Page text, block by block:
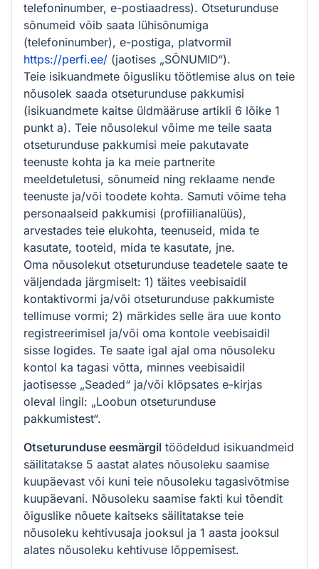
telefoninumber, e-postiaadress). Otseturunduse
sõnumeid võib saata lühisõnumiga
(telefoninumber), e-postiga, platvormil
https://perfi.ee/ (jaotises „SÕNUMID“).
Teie isikuandmete õigusliku töötlemise alus on teie
nõusolek saada otseturunduse pakkumisi
(isikuandmete kaitse üldmääruse artikli 6 lõike 1
punkt a). Teie nõusolekul võime me teile saata
otseturunduse pakkumisi meie pakutavate
teenuste kohta ja ka meie partnerite
meeldetuletusi, sõnumeid ning reklaame nende
teenuste ja/või toodete kohta. Samuti võime teha
personaalseid pakkumisi (profiilianalüüs),
arvestades teie elukohta, teenuseid, mida te
kasutate, tooteid, mida te kasutate, jne.
Oma nõusolekut otseturunduse teadetele saate te
väljendada järgmiselt: 1) täites veebisaidil
kontaktivormi ja/või otseturunduse pakkumiste
tellimuse vormi; 2) märkides selle ära uue konto
registreerimisel ja/või oma kontole veebisaidil
sisse logides. Te saate igal ajal oma nõusoleku
kontol ka tagasi võtta, minnes veebisaidil
jaotisesse „Seaded“ ja/või klõpsates e-kirjas
oleval lingil: „Loobun otseturunduse
pakkumistest“.
Otseturunduse eesmärgil töödeldud isikuandmeid
säilitatakse 5 aastat alates nõusoleku saamise
kuupäevast või kuni teie nõusoleku tagasivõtmise
kuupäevani. Nõusoleku saamise fakti kui tõendit
õiguslike nõuete kaitseks säilitatakse teie
nõusoleku kehtivusaja jooksul ja 1 aasta jooksul
alates nõusoleku kehtivuse lõppemisest.